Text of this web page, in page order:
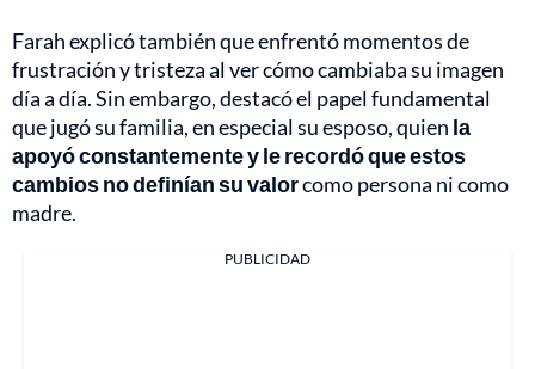
Farah explicó también que enfrentó momentos de
frustración y tristeza al ver cómo cambiaba su imagen
día a día. Sin embargo, destacó el papel fundamental
que jugó su familia, en especial su esposo, quien la
apoyó constantemente y le recordó que estos
cambios no definían su valorcomo persona ni como
madre.
PUBLICIDAD